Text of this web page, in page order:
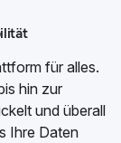
für alles.
hin zur
und überall
Ihre Daten